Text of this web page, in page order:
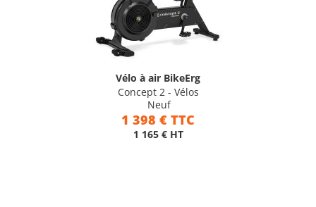
Vélo à air BikeErg
Concept 2 - Vélos
Neuf
1 398 € TTC
1 165 € HT